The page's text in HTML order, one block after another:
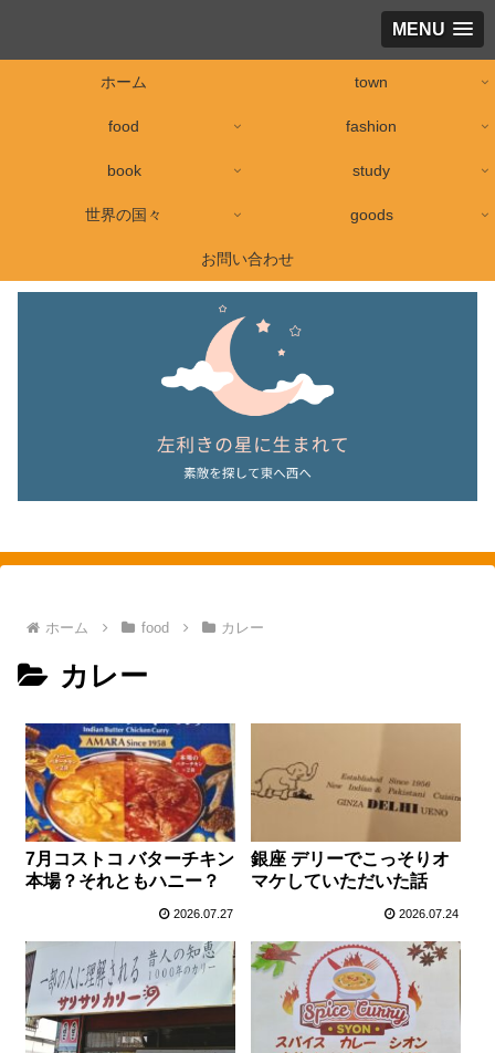
MENU
ホーム town
food fashion
book study
世界の国々 goods
お問い合わせ
ホーム food カレー
カレー
7月コストコ バターチキン
本場？それともハニー？
2026.07.27
銀座 デリーでこっそりオ
マケしていただいた話
2026.07.24